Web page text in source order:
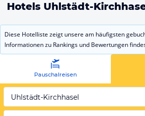
Hotels Uhlstädt-
Diese Hotelliste zeigt unsere am häufigsten
Informationen zu Rankings und Bewertungen
Pauschalreisen
Uhlstädt-Kirchhasel